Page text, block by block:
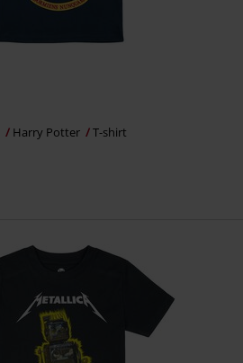
Harry Potter T-shirt